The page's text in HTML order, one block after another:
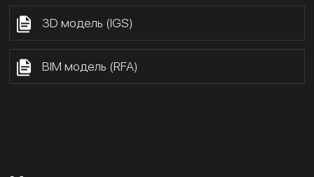
3D модель (IGS)
BIM модель (RFA)